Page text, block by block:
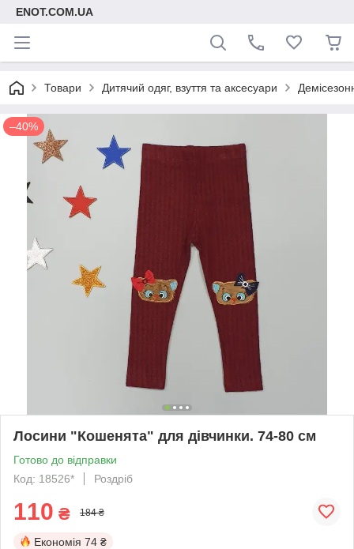
ENOT.COM.UA
Товари Дитячий одяг, взуття та аксесуари
–40%
Лосини "Кошенята" для дівчинки. 74-80 см
Готово до відправки
Код: 18526*
Роздріб
110 ₴ 184 ₴
Економія 74 ₴